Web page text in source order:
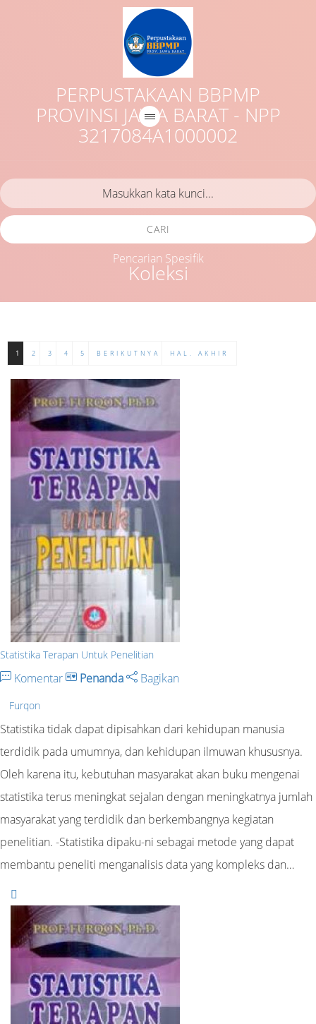
PERPUSTAKAAN BBPMP
PROVINSI JAWA BARAT - NPP
3217084A1000002
Koleksi
CARI
Pencarian Spesifik
1 2 3 4 5 BERIKUTNYA HAL. AKHIR
Statistika Terapan Untuk Penelitian
Komentar Penanda Bagikan
Furqon
Statistika tidak dapat dipisahkan dari kehidupan manusia
terdidik pada umumnya, dan kehidupan ilmuwan khususnya.
Oleh karena itu, kebutuhan masyarakat akan buku mengenai
statistika terus meningkat sejalan dengan meningkatnya jumlah
masyarakat yang terdidik dan berkembangnya kegiatan
penelitian. -Statistika dipaku-ni sebagai metode yang dapat
membantu peneliti menganalisis data yang kompleks dan…